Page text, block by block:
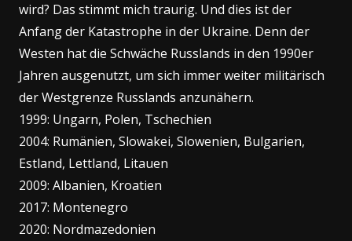
wird? Das stimmt mich traurig. Und dies ist der
Anfang der Katastrophe in der Ukraine. Denn der
Westen hat die Schwäche Russlands in den 1990er
Jahren ausgenutzt, um sich immer weiter militärisch
der Westgrenze Russlands anzunähern.
1999: Ungarn, Polen, Tschechien
2004: Rumänien, Slowakei, Slowenien, Bulgarien,
Estland, Lettland, Litauen
2009: Albanien, Kroatien
2017: Montenegro
2020: Nordmazedonien